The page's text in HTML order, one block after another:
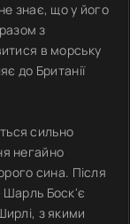
знає, що у його
з
в морську
до Британії
сильно
негайно
сина. Після
Шарль Боск'є
з якими